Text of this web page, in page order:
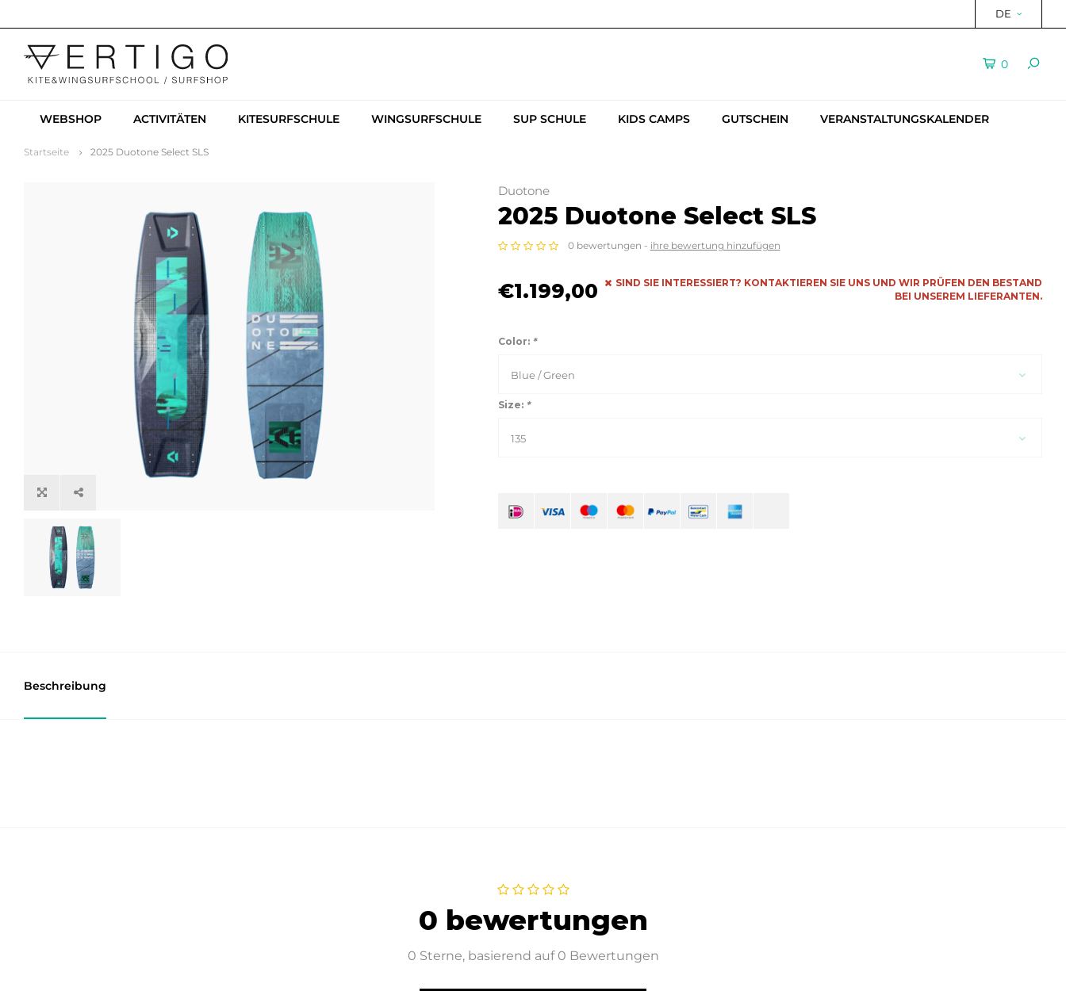
DE
0
WEBSHOP ACTIVITÄTEN KITESURFSCHULE WINGSURFSCHULE SUP SCHULE KIDS CAMPS GUTSCHEIN VERANSTALTUNGSKALENDER
Startseite 2025 Duotone Select SLS
Duotone
2025 Duotone Select SLS
0 bewertungen - ihre bewertung hinzufügen
€1.199,00
SIND SIE INTERESSIERT? KONTAKTIEREN SIE UNS UND WIR PRÜFEN DEN BESTAND
BEI UNSEREM LIEFERANTEN.
Color: *
Blue / Green
Size: *
135
Beschreibung
0 bewertungen
0 Sterne, basierend auf 0 Bewertungen